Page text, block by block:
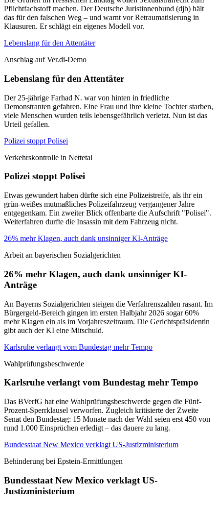
Pflichtfachstoff machen. Der Deutsche Juristinnenbund (djb) hält
das für den falschen Weg – und warnt vor Retraumatisierung in
Klausuren. Er schlägt ein eigenes Modell vor.
Lebenslang für den Attentäter
Anschlag auf Ver.di-Demo
Lebenslang für den Attentäter
Der 25-jährige Farhad N. war von hinten in friedliche
Demonstranten gefahren. Eine Frau und ihre kleine Tochter starben,
viele Menschen wurden teils lebensgefährlich verletzt. Nun ist das
Urteil gefallen.
Polizei stoppt Polisei
Verkehrskontrolle in Nettetal
Polizei stoppt Polisei
Etwas gewundert haben dürfte sich eine Polizeistreife, als ihr ein
grün-weißes mutmaßliches Polizeifahrzeug vergangener Jahre
entgegenkam. Ein zweiter Blick offenbarte die Aufschrift "Polisei".
Weiterfahren durfte die Insassin mit dem Fahrzeug nicht.
26% mehr Klagen, auch dank unsinniger KI-Anträge
Arbeit an bayerischen Sozialgerichten
26% mehr Klagen, auch dank unsinniger KI-
Anträge
An Bayerns Sozialgerichten steigen die Verfahrenszahlen rasant. Im
Bürgergeld-Bereich gingen im ersten Halbjahr 2026 sogar 60%
mehr Klagen ein als im Vorjahreszeitraum. Die Gerichtspräsidentin
gibt auch der KI eine Mitschuld.
Karlsruhe verlangt vom Bundestag mehr Tempo
Wahlprüfungsbeschwerde
Karlsruhe verlangt vom Bundestag mehr Tempo
Das BVerfG hat eine Wahlprüfungsbeschwerde gegen die Fünf-
Prozent-Sperrklausel verworfen. Zugleich kritisierte der Zweite
Senat den Bundestag: 15 Monate nach der Wahl seien erst 450 von
rund 1.000 Einsprüchen erledigt – das dauere zu lang.
Bundesstaat New Mexico verklagt US-Justizministerium
Behinderung bei Epstein-Ermittlungen
Bundesstaat New Mexico verklagt US-
Justizministerium